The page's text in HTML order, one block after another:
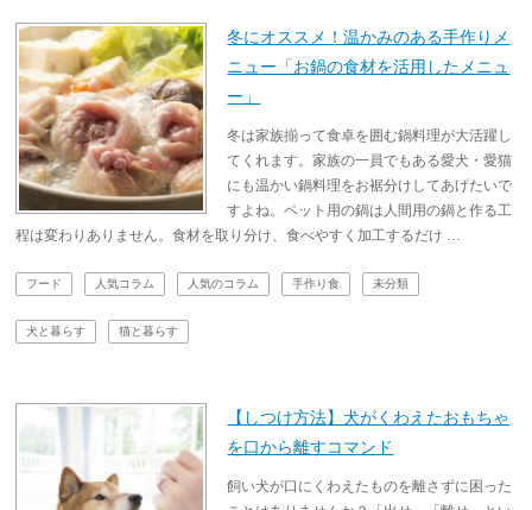
冬にオススメ！温かみのある手作りメ
ニュー「お鍋の食材を活用したメニュ
ー」
冬は家族揃って食卓を囲む鍋料理が大活躍し
てくれます。家族の一員でもある愛犬・愛猫
にも温かい鍋料理をお裾分けしてあげたいで
すよね。ペット用の鍋は人間用の鍋と作る工
程は変わりありません。食材を取り分け、食べやすく加工するだけ …
フード 人気コラム 人気のコラム 手作り食 未分類
犬と暮らす 猫と暮らす
【しつけ方法】犬がくわえたおもちゃ
を口から離すコマンド
飼い犬が口にくわえたものを離さずに困った